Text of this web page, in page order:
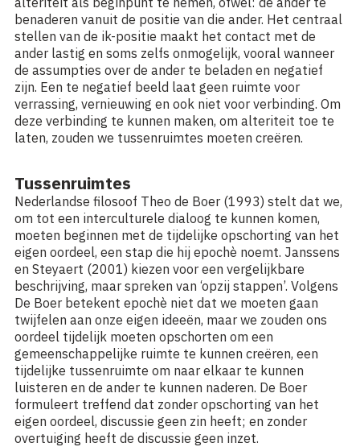
benaderen vanuit de positie van die ander. Het centraal
stellen van de ik-positie maakt het contact met de
ander lastig en soms zelfs onmogelijk, vooral wanneer
de assumpties over de ander te beladen en negatief
zijn. Een te negatief beeld laat geen ruimte voor
verrassing, vernieuwing en ook niet voor verbinding. Om
deze verbinding te kunnen maken, om alteriteit toe te
laten, zouden we tussenruimtes moeten creëren.
Tussenruimtes
Nederlandse filosoof Theo de Boer (1993) stelt dat we,
om tot een interculturele dialoog te kunnen komen,
moeten beginnen met de tijdelijke opschorting van het
eigen oordeel, een stap die hij epochè noemt. Janssens
en Steyaert (2001) kiezen voor een vergelijkbare
beschrijving, maar spreken van ‘opzij stappen’. Volgens
De Boer betekent epochè niet dat we moeten gaan
twijfelen aan onze eigen ideeën, maar we zouden ons
oordeel tijdelijk moeten opschorten om een
gemeenschappelijke ruimte te kunnen creëren, een
tijdelijke tussenruimte om naar elkaar te kunnen
luisteren en de ander te kunnen naderen. De Boer
formuleert treffend dat zonder opschorting van het
eigen oordeel, discussie geen zin heeft; en zonder
overtuiging heeft de discussie geen inzet.